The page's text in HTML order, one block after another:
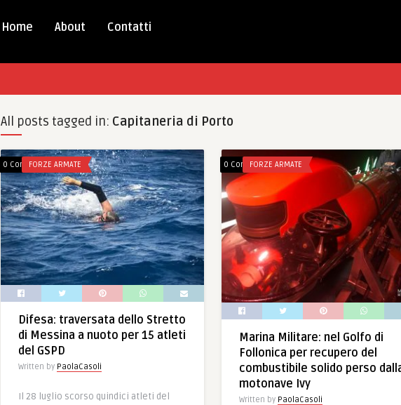
Home About Contatti
All posts tagged in: Capitaneria di Porto
0 CommentsFORZE ARMATE
Difesa: traversata dello Stretto
di Messina a nuoto per 15 atleti
del GSPD
Written by PaolaCasoli
Il 28 luglio scorso quindici atleti del
0 CommentsFORZE ARMATE
Marina Militare: nel Golfo di
Follonica per recupero del
combustibile solido perso
motonave Ivy
Written by PaolaCasoli